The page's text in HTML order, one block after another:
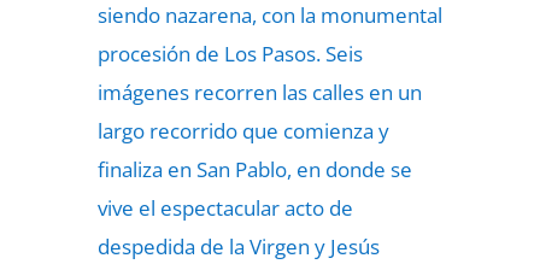
siendo nazarena, con la monumental
procesión de Los Pasos. Seis
imágenes recorren las calles en un
largo recorrido que comienza y
finaliza en San Pablo, en donde se
vive el espectacular acto de
despedida de la Virgen y Jesús